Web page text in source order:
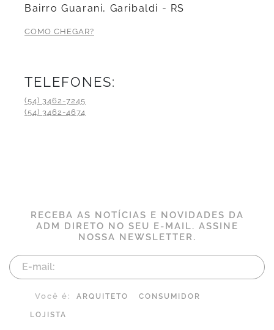
Bairro Guarani, Garibaldi - RS
COMO CHEGAR?
TELEFONES:
(54) 3462-7245
(54) 3462-4674
RECEBA AS NOTÍCIAS E NOVIDADES DA
ADM DIRETO NO SEU E-MAIL. ASSINE
NOSSA NEWSLETTER.
Você é: ARQUITETO CONSUMIDOR
LOJISTA